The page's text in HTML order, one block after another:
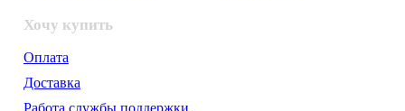
Хочу купить
Оплата
Доставка
Работа службы поддержки